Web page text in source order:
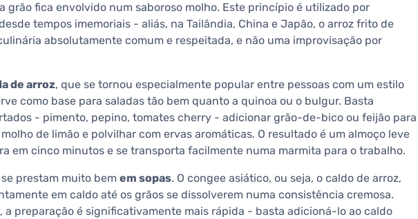
grão fica envolvido num saboroso molho. Este princípio é utilizado por
tempos imemoriais - aliás, na Tailândia, China e Japão, o arroz frito de
absolutamente comum e respeitada, e não uma improvisação por
de arroz, que se tornou especialmente popular entre pessoas com um estilo
como base para saladas tão bem quanto a quinoa ou o bulgur. Basta
- pimento, pepino, tomates cherry - adicionar grão-de-bico ou feijão para
de limão e polvilhar com ervas aromáticas. O resultado é um almoço leve
em cinco minutos e se transporta facilmente numa marmita para o trabalho.
prestam muito bem em sopas. O congee asiático, ou seja, o caldo de arroz,
em caldo até os grãos se dissolverem numa consistência cremosa.
a preparação é significativamente mais rápida - basta adicioná-lo ao caldo